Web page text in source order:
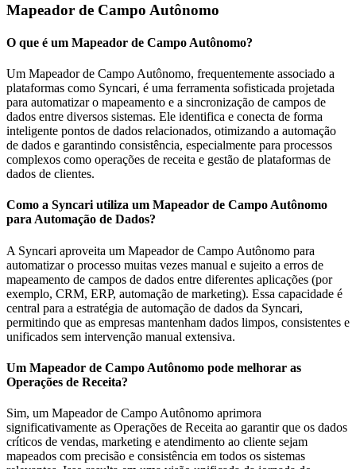
Mapeador de Campo Autônomo
O que é um Mapeador de Campo Autônomo?
Um Mapeador de Campo Autônomo, frequentemente associado a
plataformas como Syncari, é uma ferramenta sofisticada projetada
para automatizar o mapeamento e a sincronização de campos de
dados entre diversos sistemas. Ele identifica e conecta de forma
inteligente pontos de dados relacionados, otimizando a automação
de dados e garantindo consistência, especialmente para processos
complexos como operações de receita e gestão de plataformas de
dados de clientes.
Como a Syncari utiliza um Mapeador de Campo Autônomo
para Automação de Dados?
A Syncari aproveita um Mapeador de Campo Autônomo para
automatizar o processo muitas vezes manual e sujeito a erros de
mapeamento de campos de dados entre diferentes aplicações (por
exemplo, CRM, ERP, automação de marketing). Essa capacidade é
central para a estratégia de automação de dados da Syncari,
permitindo que as empresas mantenham dados limpos, consistentes e
unificados sem intervenção manual extensiva.
Um Mapeador de Campo Autônomo pode melhorar as
Operações de Receita?
Sim, um Mapeador de Campo Autônomo aprimora
significativamente as Operações de Receita ao garantir que os dados
críticos de vendas, marketing e atendimento ao cliente sejam
mapeados com precisão e consistência em todos os sistemas